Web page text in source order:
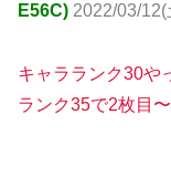
E56C) 2022/03/
キャラランク30や
ランク35で2枚目